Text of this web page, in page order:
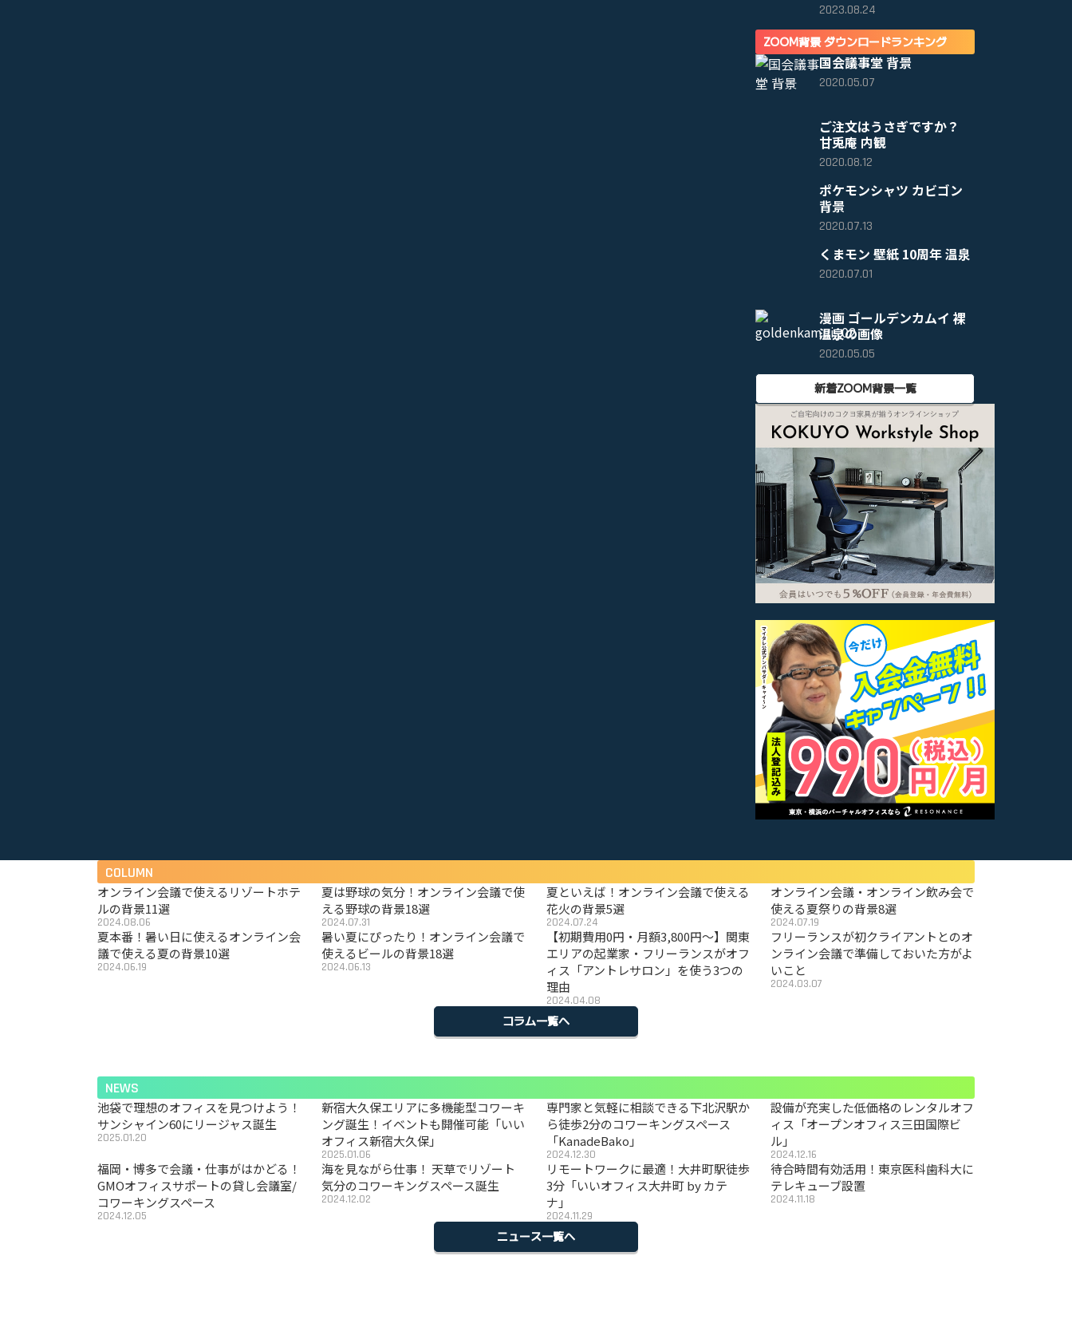
2023.08.24
ZOOM背景 ダウンロードランキング
国会議事堂 背景
2020.05.07
ご注文はうさぎですか？
甘兎庵 内観
2020.08.12
ポケモンシャツ カビゴン
背景
2020.07.13
くまモン 壁紙 10周年 温泉
2020.07.01
漫画 ゴールデンカムイ 裸
温泉の画像
2020.05.05
新着ZOOM背景一覧
COLUMN
オンライン会議で使えるリゾートホテ
ルの背景11選
2024.08.06
夏は野球の気分！オンライン会議で使
える野球の背景18選
2024.07.31
夏といえば！オンライン会議で使える
花火の背景5選
2024.07.24
オンライン会議・オンライン飲み会で
使える夏祭りの背景8選
2024.07.19
夏本番！暑い日に使えるオンライン会
議で使える夏の背景10選
2024.06.19
暑い夏にぴったり！オンライン会議で
使えるビールの背景18選
2024.06.13
【初期費用0円・月額3,800円〜】関東
エリアの起業家・フリーランスがオフ
ィス「アントレサロン」を使う3つの
理由
2024.04.08
フリーランスが初クライアントとのオ
ンライン会議で準備しておいた方がよ
いこと
2024.03.07
コラム一覧へ
NEWS
池袋で理想のオフィスを見つけよう！
サンシャイン60にリージャス誕生
2025.01.20
新宿大久保エリアに多機能型コワーキ
ング誕生！イベントも開催可能「いい
オフィス新宿大久保」
2025.01.06
専門家と気軽に相談できる下北沢駅か
ら徒歩2分のコワーキングスペース
「KanadeBako」
2024.12.30
設備が充実した低価格のレンタルオフ
ィス「オープンオフィス三田国際ビ
ル」
2024.12.16
福岡・博多で会議・仕事がはかどる！
GMOオフィスサポートの貸し会議室/
コワーキングスペース
2024.12.05
海を見ながら仕事！ 天草でリゾート
気分のコワーキングスペース誕生
2024.12.02
リモートワークに最適！大井町駅徒歩
3分「いいオフィス大井町 by カテ
ナ」
2024.11.29
待合時間有効活用！東京医科歯科大に
テレキューブ設置
2024.11.18
ニュース一覧へ